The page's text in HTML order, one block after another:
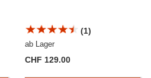
(1)
ab Lager
CHF 129.00